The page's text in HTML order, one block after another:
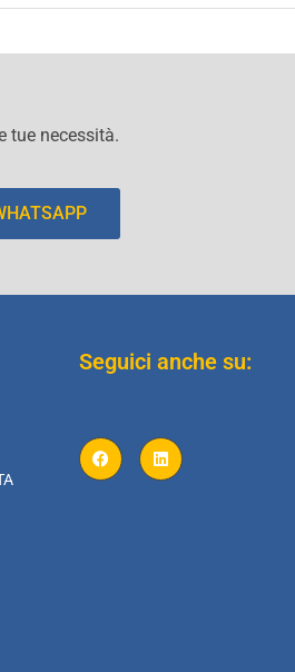
tue necessità.
Seguici anche su: